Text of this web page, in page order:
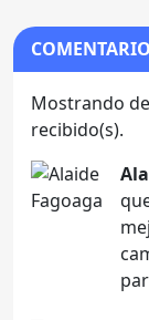
Mostrando
recibido(s).